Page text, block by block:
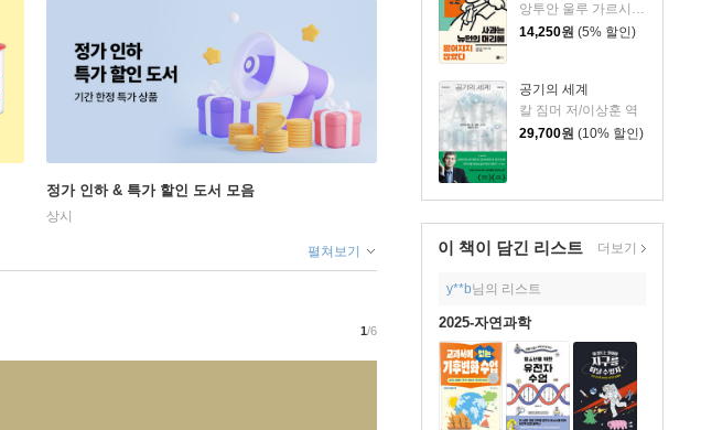
앙투안 울루 가르시아 저/김소연 역
14,250원 (5% 할인)
공기의 세계
칼 짐머 저/이상훈 역
29,700원 (10% 할인)
이 책이 담긴 리스트 더보기
y**b님의 리스트
2025-자연과학
정가 인하 & 특가 할인 도서 모음
상시
펼쳐보기
1/6